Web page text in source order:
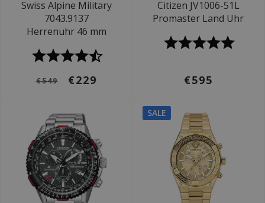
Swiss Alpine Military
7043.9137
Herrenuhr 46 mm
€549 €229
Citizen JV1006-51L
Promaster Land Uhr
€595
SALE